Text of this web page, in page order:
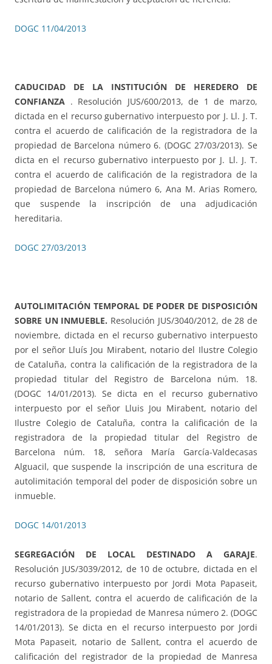
DOGC 11/04/2013
CADUCIDAD DE LA INSTITUCIÓN DE HEREDERO DE
CONFIANZA . Resolución JUS/600/2013, de 1 de marzo,
dictada en el recurso gubernativo interpuesto por J. Ll. J. T.
contra el acuerdo de calificación de la registradora de la
propiedad de Barcelona número 6. (DOGC 27/03/2013). Se
dicta en el recurso gubernativo interpuesto por J. Ll. J. T.
contra el acuerdo de calificación de la registradora de la
propiedad de Barcelona número 6, Ana M. Arias Romero,
que suspende la inscripción de una adjudicación
hereditaria.
DOGC 27/03/2013
AUTOLIMITACIÓN TEMPORAL DE PODER DE DISPOSICIÓN
SOBRE UN INMUEBLE. Resolución JUS/3040/2012, de 28 de
noviembre, dictada en el recurso gubernativo interpuesto
por el señor Lluís Jou Mirabent, notario del Ilustre Colegio
de Cataluña, contra la calificación de la registradora de la
propiedad titular del Registro de Barcelona núm. 18.
(DOGC 14/01/2013). Se dicta en el recurso gubernativo
interpuesto por el señor Lluis Jou Mirabent, notario del
Ilustre Colegio de Cataluña, contra la calificación de la
registradora de la propiedad titular del Registro de
Barcelona núm. 18, señora María García-Valdecasas
Alguacil, que suspende la inscripción de una escritura de
autolimitación temporal del poder de disposición sobre un
inmueble.
DOGC 14/01/2013
SEGREGACIÓN DE LOCAL DESTINADO A GARAJE.
Resolución JUS/3039/2012, de 10 de octubre, dictada en el
recurso gubernativo interpuesto por Jordi Mota Papaseit,
notario de Sallent, contra el acuerdo de calificación de la
registradora de la propiedad de Manresa número 2. (DOGC
14/01/2013). Se dicta en el recurso interpuesto por Jordi
Mota Papaseit, notario de Sallent, contra el acuerdo de
calificación del registrador de la propiedad de Manresa